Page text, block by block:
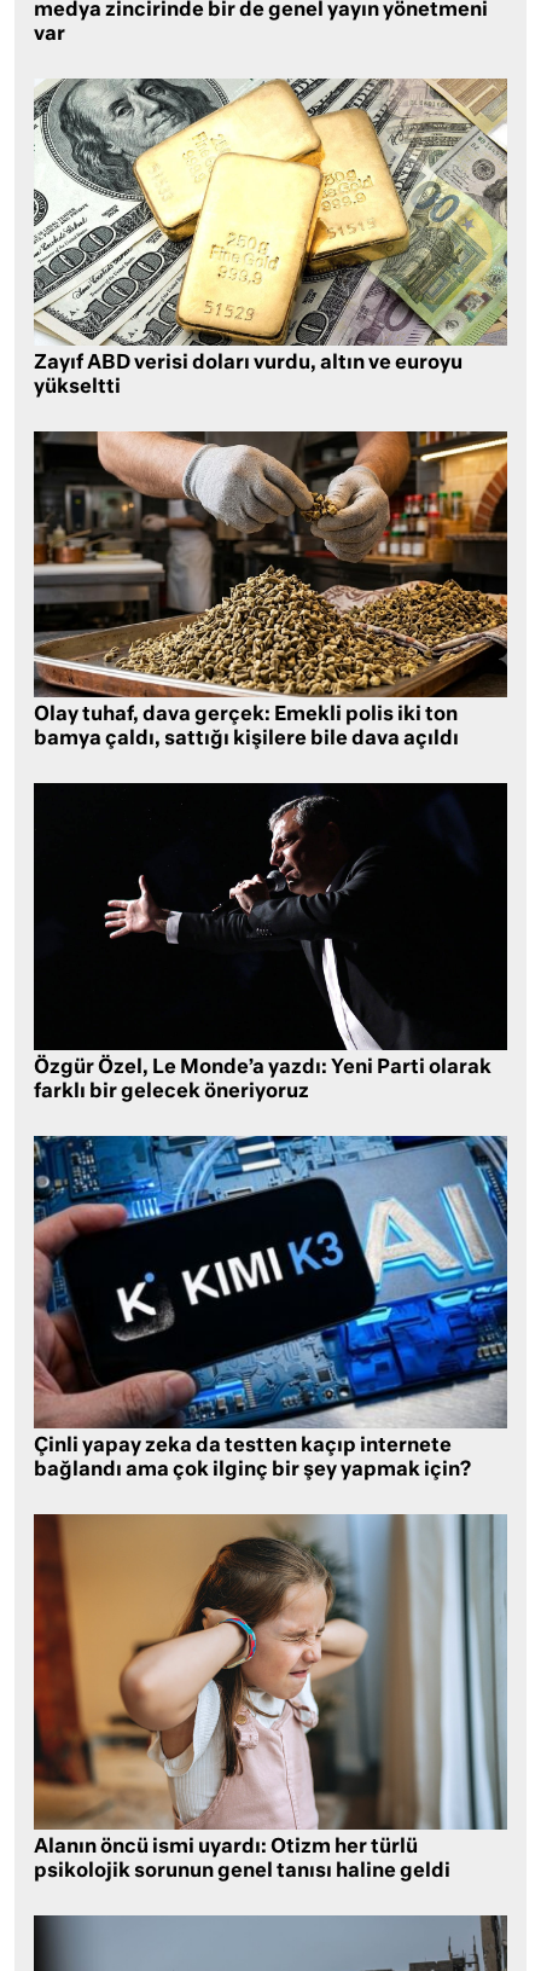
medya zincirinde bir de genel yayın yönetmeni
var
Zayıf ABD verisi doları vurdu, altın ve euroyu
yükseltti
Olay tuhaf, dava gerçek: Emekli polis iki ton
bamya çaldı, sattığı kişilere bile dava açıldı
Özgür Özel, Le Monde’a yazdı: Yeni Parti olarak
farklı bir gelecek öneriyoruz
Çinli yapay zeka da testten kaçıp internete
bağlandı ama çok ilginç bir şey yapmak için?
Alanın öncü ismi uyardı: Otizm her türlü
psikolojik sorunun genel tanısı haline geldi